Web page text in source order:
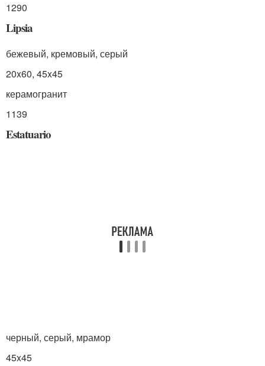
1290
Lipsia
бежевый, кремовый, серый
20x60, 45x45
керамогранит
1139
Estatuario
черный, серый, мрамор
45x45